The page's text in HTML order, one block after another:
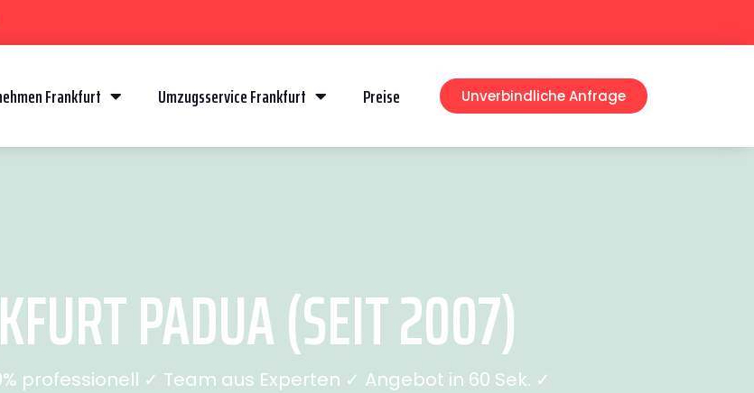
Frankfurt Umzugsservice Frankfurt Preise Unverbindliche Anfrage
PADUA (SEIT 2007)
professionell ✓ Team aus Experten ✓ Angebot in 60 Sek. ✓